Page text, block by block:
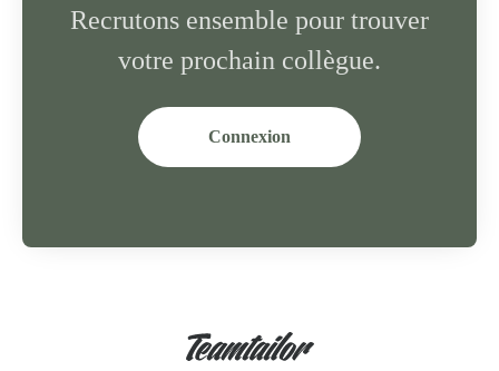
Recrutons ensemble pour trouver
votre prochain collègue.
Connexion